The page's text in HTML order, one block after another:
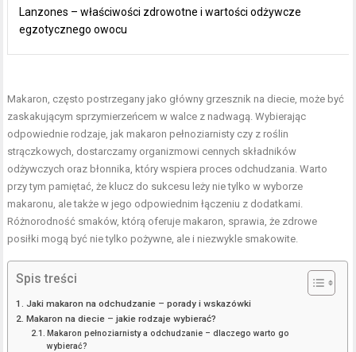
Lanzones – właściwości zdrowotne i wartości odżywcze
egzotycznego owocu
Makaron, często postrzegany jako główny grzesznik na diecie, może być
zaskakującym sprzymierzeńcem w walce z nadwagą. Wybierając
odpowiednie rodzaje, jak makaron pełnoziarnisty czy z roślin
strączkowych, dostarczamy organizmowi cennych składników
odżywczych oraz błonnika, który wspiera proces odchudzania. Warto
przy tym pamiętać, że klucz do sukcesu leży nie tylko w wyborze
makaronu, ale także w jego odpowiednim łączeniu z dodatkami.
Różnorodność smaków, którą oferuje makaron, sprawia, że zdrowe
posiłki mogą być nie tylko pożywne, ale i niezwykle smakowite.
Spis treści
Jaki makaron na odchudzanie – porady i wskazówki
Makaron na diecie – jakie rodzaje wybierać?
Makaron pełnoziarnisty a odchudzanie – dlaczego warto go
wybierać?